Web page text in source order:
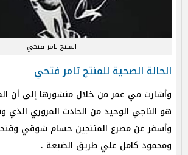
المنتج تامر فتحي
الحالة الصحية للمنتج تامر فتحي
وأشارت مي عمر من خلال منشورها إلى أن
هو الناجي الوحيد من الحادث المروري الذي
وأسفر عن مصرع المنتجين حسام شوقي
ومحمود كامل علي طريق الضبعة .